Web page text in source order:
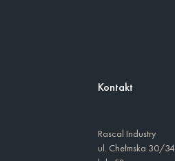
Kontakt
Rascal Industry
ul. Chełmska 30/34